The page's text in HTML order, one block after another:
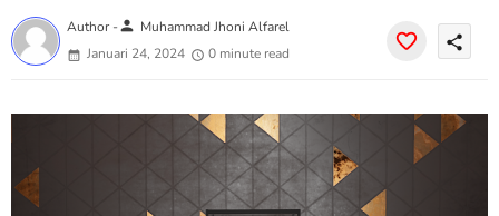
Author -person Muhammad Jhoni Alfarel
Januari 24, 2024
0 minute read
share